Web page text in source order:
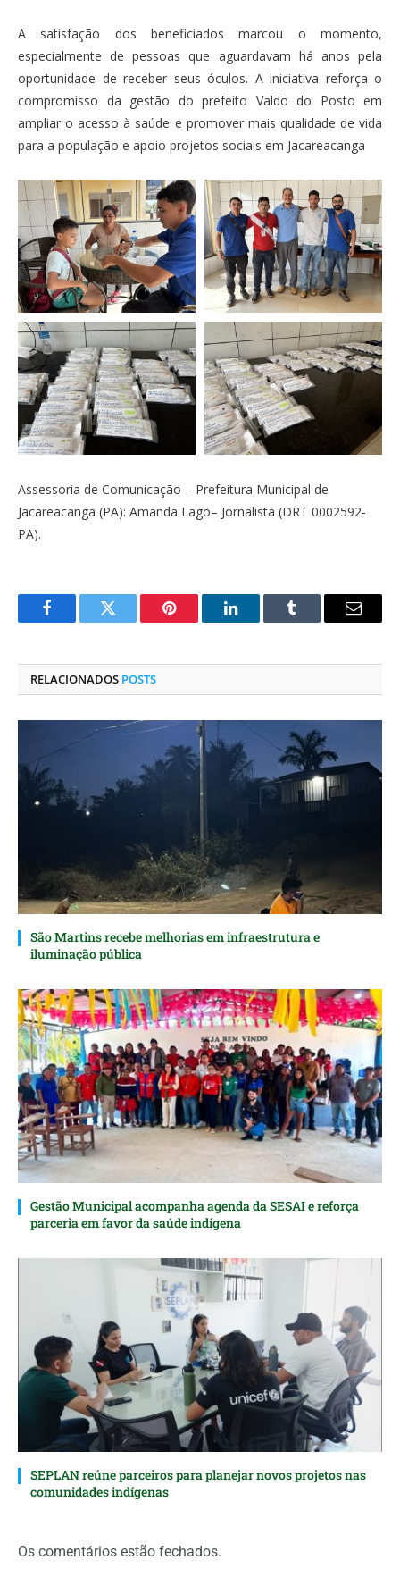
A satisfação dos beneficiados marcou o momento,
especialmente de pessoas que aguardavam há anos pela
oportunidade de receber seus óculos. A iniciativa reforça o
compromisso da gestão do prefeito Valdo do Posto em
ampliar o acesso à saúde e promover mais qualidade de vida
para a população e apoio projetos sociais em Jacareacanga
Assessoria de Comunicação – Prefeitura Municipal de
Jacareacanga (PA): Amanda Lago– Jornalista (DRT 0002592-
PA).
FacebookTwitter Pinterest O
Tumblr
E-
RELACIONADOS POSTS
São Martins recebe melhorias em infraestrutura e
iluminação pública
Gestão Municipal acompanha agenda da SESAI e reforça
parceria em favor da saúde indígena
SEPLAN reúne parceiros para planejar novos projetos nas
comunidades indígenas
Os comentários estão fechados.